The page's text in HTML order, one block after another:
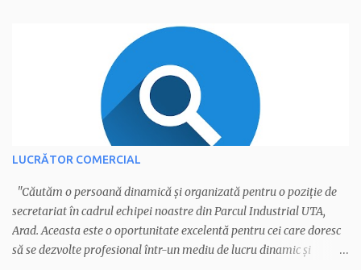
LUCRĂTOR COMERCIAL
"Căutăm o persoană dinamică și organizată pentru o poziție de
secretariat în cadrul echipei noastre din Parcul Industrial UTA,
Arad. Aceasta este o oportunitate excelentă pentru cei care doresc
să se dezvolte profesional într-un mediu de lucru dinamic și